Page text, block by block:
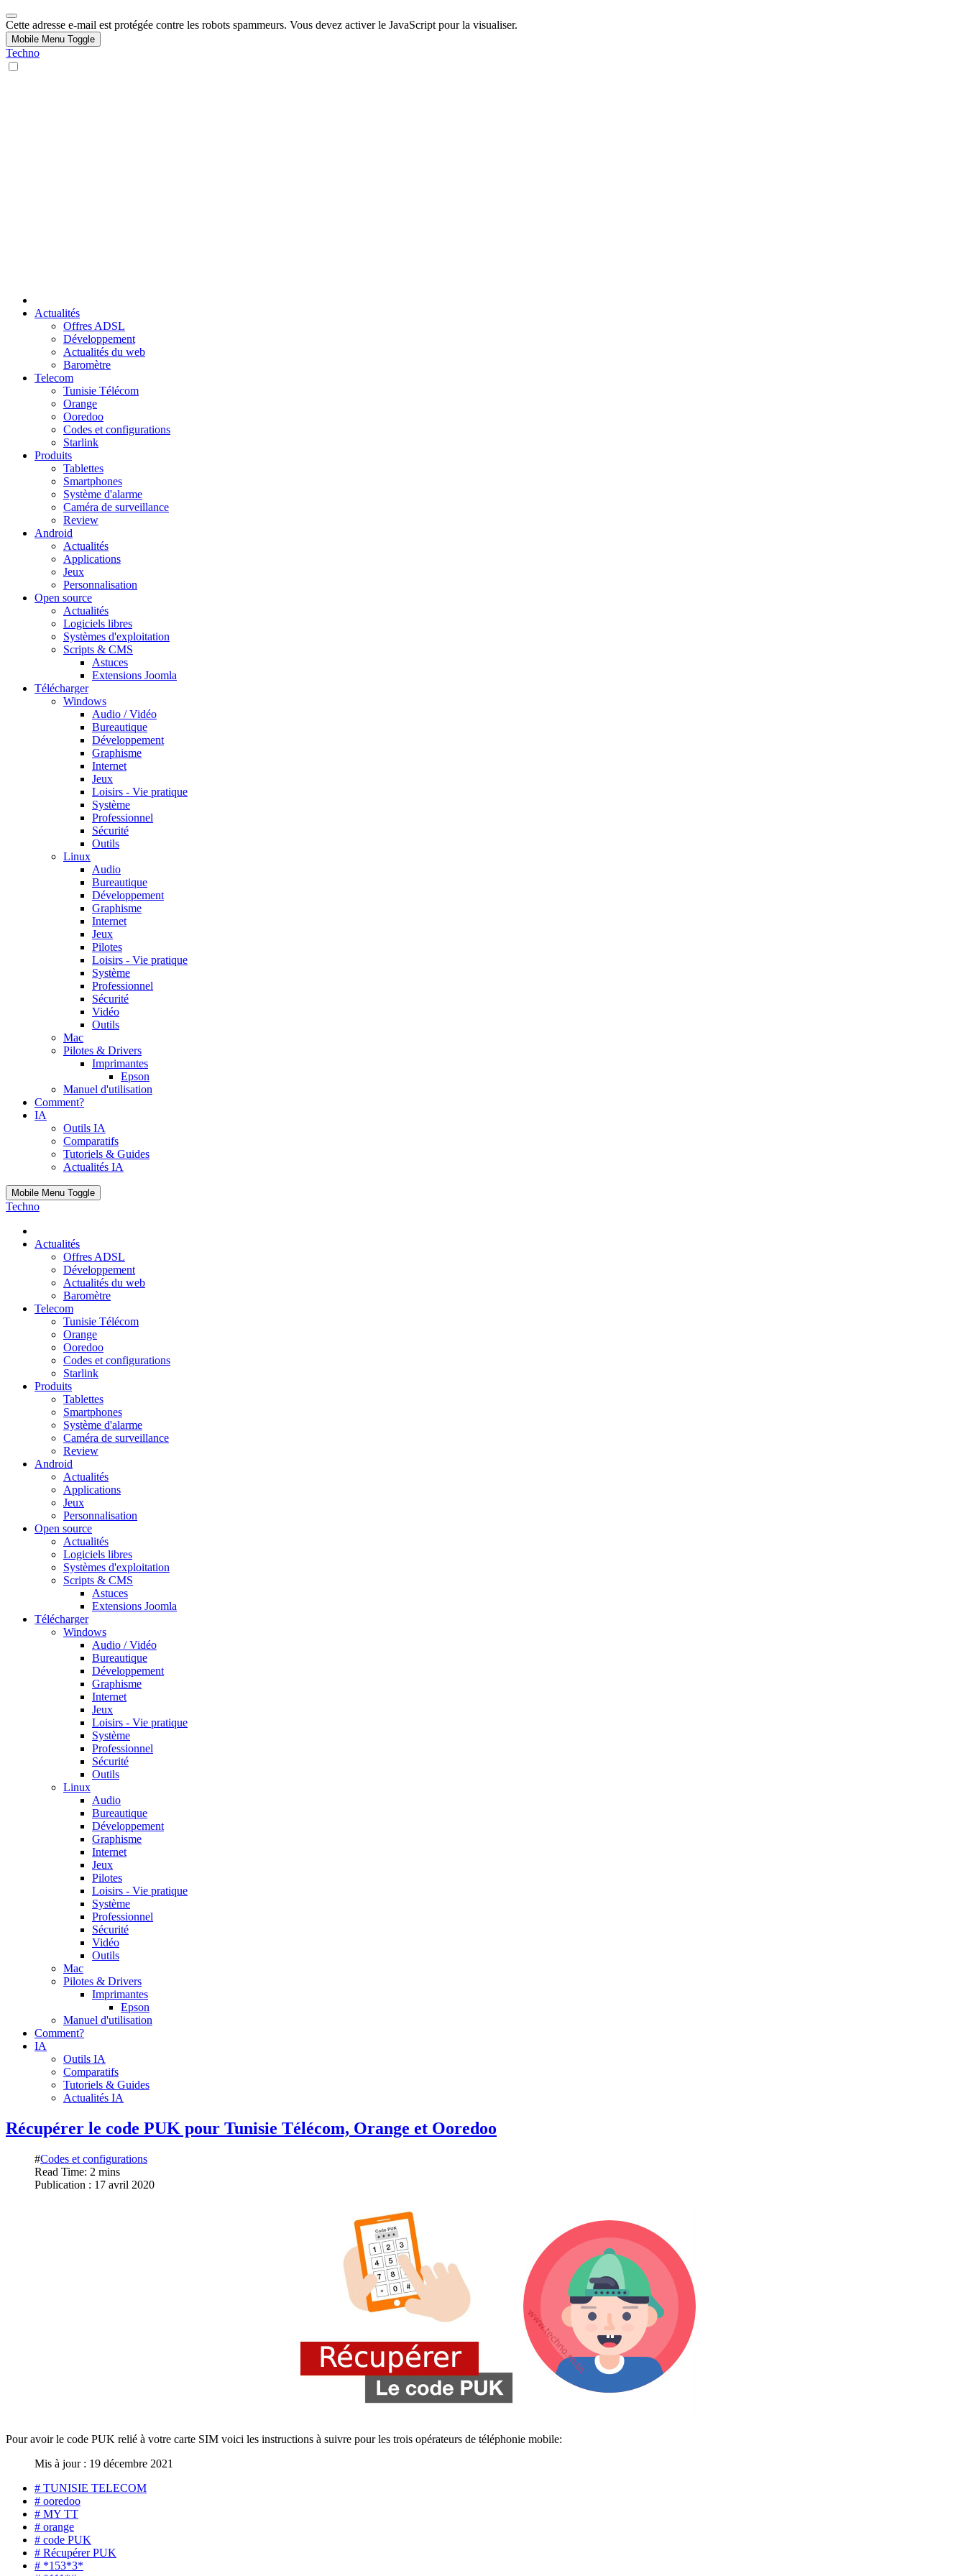
Cette adresse e-mail est protégée contre les robots spammeurs. Vous devez activer le JavaScript pour la visualiser.
Mobile Menu Toggle
Techno
Actualités
Offres ADSL
Développement
Actualités du web
Baromètre
Telecom
Tunisie Télécom
Orange
Ooredoo
Codes et configurations
Starlink
Produits
Tablettes
Smartphones
Système d'alarme
Caméra de surveillance
Review
Android
Actualités
Applications
Jeux
Personnalisation
Open source
Actualités
Logiciels libres
Systèmes d'exploitation
Scripts & CMS
Astuces
Extensions Joomla
Télécharger
Windows
Audio / Vidéo
Bureautique
Développement
Graphisme
Internet
Jeux
Loisirs - Vie pratique
Système
Professionnel
Sécurité
Outils
Linux
Audio
Bureautique
Développement
Graphisme
Internet
Jeux
Pilotes
Loisirs - Vie pratique
Système
Professionnel
Sécurité
Vidéo
Outils
Mac
Pilotes & Drivers
Imprimantes
Epson
Manuel d'utilisation
Comment?
IA
Outils IA
Comparatifs
Tutoriels & Guides
Actualités IA
Mobile Menu Toggle
Techno
Actualités
Offres ADSL
Développement
Actualités du web
Baromètre
Telecom
Tunisie Télécom
Orange
Ooredoo
Codes et configurations
Starlink
Produits
Tablettes
Smartphones
Système d'alarme
Caméra de surveillance
Review
Android
Actualités
Applications
Jeux
Personnalisation
Open source
Actualités
Logiciels libres
Systèmes d'exploitation
Scripts & CMS
Astuces
Extensions Joomla
Télécharger
Windows
Audio / Vidéo
Bureautique
Développement
Graphisme
Internet
Jeux
Loisirs - Vie pratique
Système
Professionnel
Sécurité
Outils
Linux
Audio
Bureautique
Développement
Graphisme
Internet
Jeux
Pilotes
Loisirs - Vie pratique
Système
Professionnel
Sécurité
Vidéo
Outils
Mac
Pilotes & Drivers
Imprimantes
Epson
Manuel d'utilisation
Comment?
IA
Outils IA
Comparatifs
Tutoriels & Guides
Actualités IA
Récupérer le code PUK pour Tunisie Télécom, Orange et Ooredoo
#Codes et configurations
Read Time: 2 mins
Publication : 17 avril 2020
Pour avoir le code PUK relié à votre carte SIM voici les instructions à suivre pour les trois opérateurs de téléphonie mobile:
Mis à jour : 19 décembre 2021
# TUNISIE TELECOM
# ooredoo
# MY TT
# orange
# code PUK
# Récupérer PUK
# *153*3*